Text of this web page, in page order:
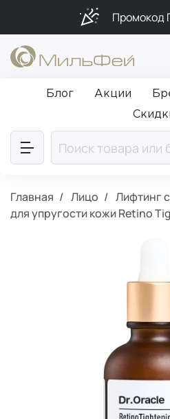
Промокод
Подарки в каждый
Бесплатная
Блог Акции
Главная Лицо
Лифтинг
для упругости кожи Retino